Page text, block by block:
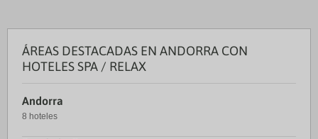
ÁREAS DESTACADAS EN ANDORRA CON
HOTELES SPA / RELAX
Andorra
8 hoteles